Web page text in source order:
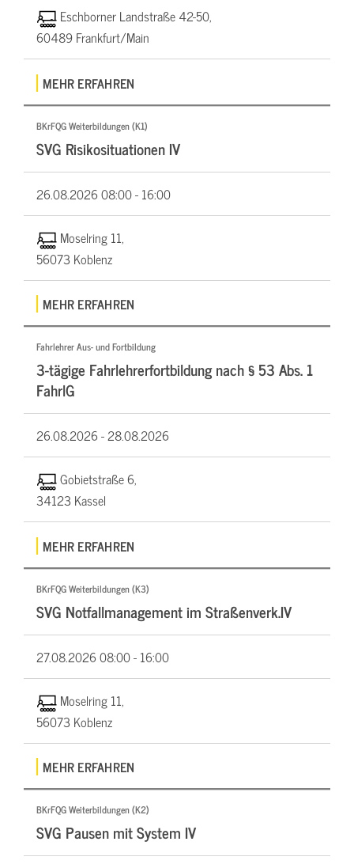
Eschborner Landstraße 42-50,
60489 Frankfurt/Main
MEHR ERFAHREN
BKrFQG Weiterbildungen (K1)
SVG Risikosituationen IV
26.08.202608:00 - 16:00
Moselring 11,
56073 Koblenz
MEHR ERFAHREN
Fahrlehrer Aus- und Fortbildung
3-tägige Fahrlehrerfortbildung nach § 53 Abs. 1
FahrlG
26.08.2026 -28.08.2026
Gobietstraße 6,
34123 Kassel
MEHR ERFAHREN
BKrFQG Weiterbildungen (K3)
SVG Notfallmanagement im Straßenverk.IV
27.08.202608:00 - 16:00
Moselring 11,
56073 Koblenz
MEHR ERFAHREN
BKrFQG Weiterbildungen (K2)
SVG Pausen mit System IV